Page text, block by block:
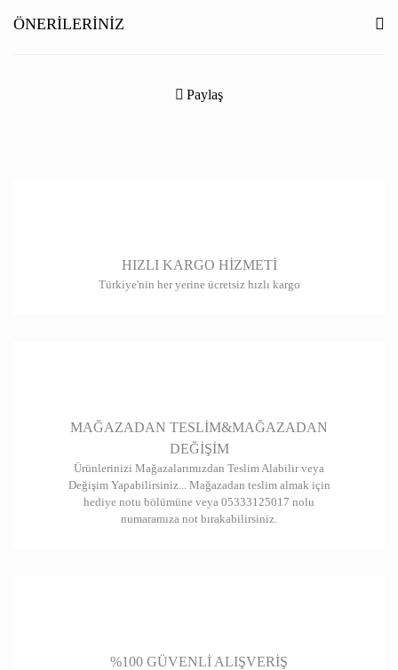
ÖNERILERINIZ
yetersiz gördüğünüz noktaları öneri formunu kullanarak tarafımıza
Ürün fiyatı diğer sitelerden daha pahalı.
Gönder
Paylaş
HIZLI KARGO HİZMETİ
Türkiye'nin her yerine ücretsiz hızlı kargo
MAĞAZADAN TESLİM&MAĞAZADAN
DEĞİŞİM
Ürünlerinizi Mağazalarımızdan Teslim Alabilir veya
Değişim Yapabilirsiniz... Mağazadan teslim almak için
hediye notu bölümüne veya 05333125017 nolu
numaramıza not bırakabilirsiniz.
%100 GÜVENLİ ALIŞVERİŞ